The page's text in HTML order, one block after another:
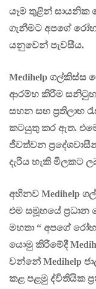
යෑම තුළින් සායනික
ගැනීමට අපගේ
යනුවෙන් පැවසීය.
Medihelp ගල්කිස්ස
ආරම්භ කිරීම
සහන සහ ප්‍රතිලාභ
කටයුතු කර ඇත.
ජීවත්වන
දැරිය හැකි මිලකට
අභිනව Medihelp
එම සමූහයේ
මහතා “ අපගේ
යොමු කිරීමේදී
වන්නේ Medihelp
කළ පළමු ද්විතියික